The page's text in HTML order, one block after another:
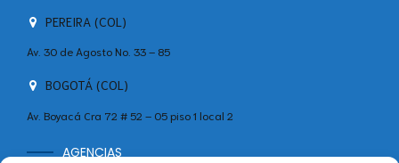
PEREIRA (COL)
Av. 30 de Agosto No. 33 – 85
BOGOTÁ (COL)
Av. Boyacá Cra 72 # 52 – 05 piso 1 local 2
AGENCIAS